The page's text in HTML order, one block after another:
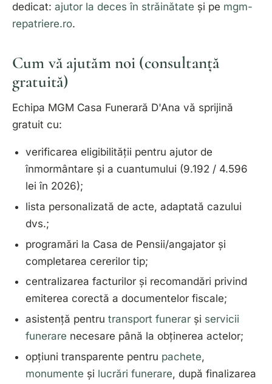
dedicat: ajutor la deces în străinătate și pe mgm-
repatriere.ro.
Cum vă ajutăm noi (consultanță
gratuită)
Echipa MGM Casa Funerară D'Ana vă sprijină
gratuit cu:
verificarea eligibilității pentru ajutor de
înmormântare și a cuantumului (9.192 / 4.596
lei în 2026);
lista personalizată de acte, adaptată cazului
dvs.;
programări la Casa de Pensii/angajator și
completarea cererilor tip;
centralizarea facturilor și recomandări privind
emiterea corectă a documentelor fiscale;
asistență pentrutransport funerar și servicii
funerare necesare până la obținerea actelor;
opțiuni transparente pentru pachete,
monumente și lucrări funerare, după finalizarea